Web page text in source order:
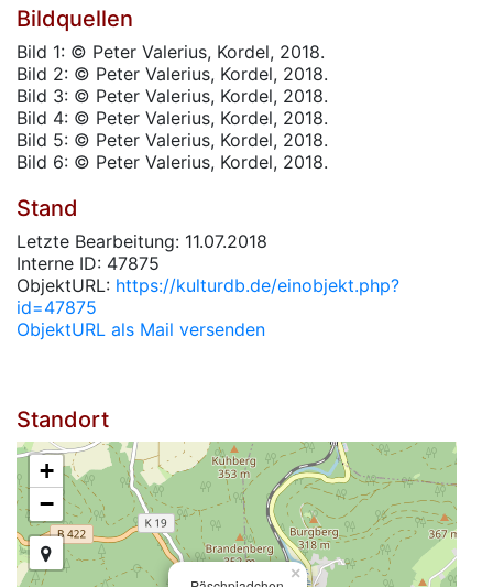
Bildquellen
Bild 1: © Peter Valerius, Kordel, 2018.
Bild 2: © Peter Valerius, Kordel, 2018.
Bild 3: © Peter Valerius, Kordel, 2018.
Bild 4: © Peter Valerius, Kordel, 2018.
Bild 5: © Peter Valerius, Kordel, 2018.
Bild 6: © Peter Valerius, Kordel, 2018.
Stand
Letzte Bearbeitung: 11.07.2018
Interne ID: 47875
ObjektURL: https://kulturdb.de/einobjekt.php?
id=47875
ObjektURL als Mail versenden
Standort
×
+
−